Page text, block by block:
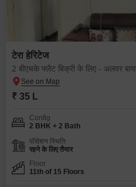
टेरा हेरिटेज
2 बीएचके फ्लैट बिक्री के लिए - अलवर
₹ 35 L
Config
2 BHK + 2 Bath
पॉसेशन स्थिति
रहने के लिए तैयार
Floor
11th of 15 Floors